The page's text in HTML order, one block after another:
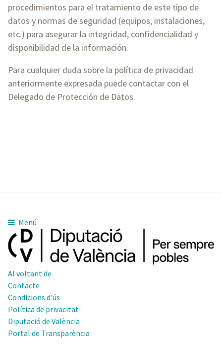
procedimientos para el tratamiento de este tipo de
datos y normas de seguridad (equipos, instalaciones,
etc.) para asegurar la integridad, confidencialidad y
disponibilidad de la información.
Para cualquier duda sobre la política de privacidad
anteriormente expresada puede contactar con el
Delegado de Protección de Datos.
Menú
Al voltant de
Contacte
Condicions d'ús
Política de privacitat
Diputació de València
Portal de Transparència